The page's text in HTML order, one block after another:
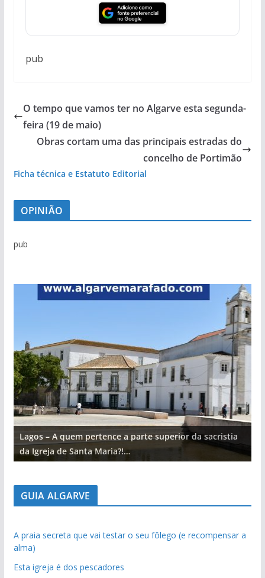
pub
O tempo que vamos ter no Algarve esta segunda-
feira (19 de maio)
Obras cortam uma das principais estradas do
concelho de Portimão
Ficha técnica e Estatuto Editorial
OPINIÃO
pub
Lagos – A quem pertence a parte superior da sacristia
da Igreja de Santa Maria?!…
GUIA ALGARVE
A praia secreta que vai testar o seu fôlego (e recompensar a
alma)
Esta igreja é dos pescadores